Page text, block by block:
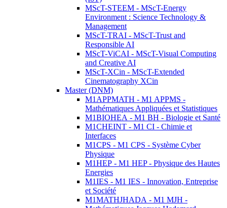
MScT-STEEM - MScT-Energy
Environment : Science Technology &
Management
MScT-TRAI - MScT-Trust and
Responsible AI
MScT-ViCAI - MScT-Visual Computing
and Creative AI
MScT-XCin - MScT-Extended
Cinematography XCin
Master (DNM)
M1APPMATH - M1 APPMS -
Mathématiques Appliquées et Statistiques
M1BIOHEA - M1 BH - Biologie et Santé
M1CHEINT - M1 CI - Chimie et
Interfaces
M1CPS - M1 CPS - Système Cyber
Physique
M1HEP - M1 HEP - Physique des Hautes
Energies
M1IES - M1 IES - Innovation, Entreprise
et Société
M1MATHJHADA - M1 MJH -